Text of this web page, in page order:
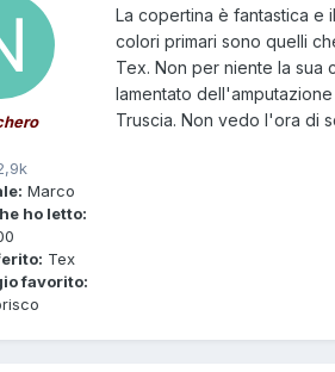
Marco
ho letto:
Tex
favorito:
La copertina è fantastica e
colori primari sono quelli
Tex. Non per niente la sua
lamentato
Truscia. Non vedo l'ora di